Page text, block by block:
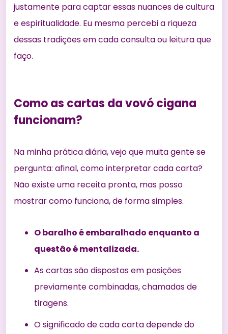
justamente para captar essas nuances de cultura
e espiritualidade. Eu mesma percebi a riqueza
dessas tradições em cada consulta ou leitura que
faço.
Como as cartas da vovó cigana
funcionam?
Na minha prática diária, vejo que muita gente se
pergunta: afinal, como interpretar cada carta?
Não existe uma receita pronta, mas posso
mostrar como funciona, de forma simples.
O baralho é embaralhado enquanto a
questão é mentalizada.
As cartas são dispostas em posições
previamente combinadas, chamadas de
tiragens.
O significado de cada carta depende do